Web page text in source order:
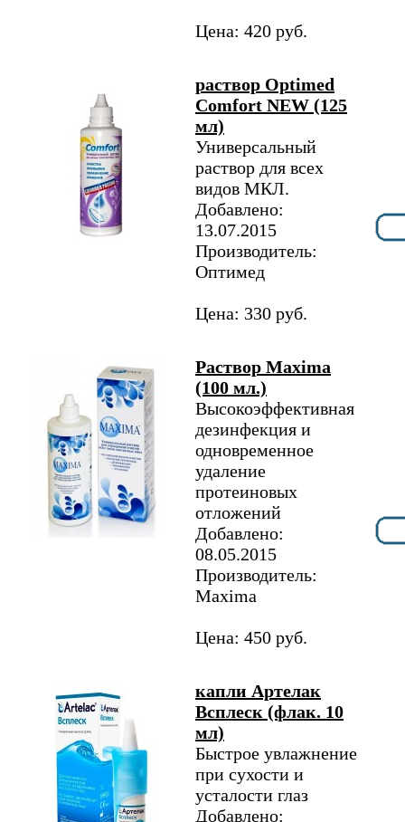
Цена: 420 руб.
раствор Optimed
Comfort NEW (125
мл)
Универсальный
раствор для всех
видов МКЛ.
Добавлено:
13.07.2015
Производитель:
Оптимед
Цена: 330 руб.
Раствор Maxima
(100 мл.)
Высокоэффективная
дезинфекция и
одновременное
удаление
протеиновых
отложений
Добавлено:
08.05.2015
Производитель:
Maxima
Цена: 450 руб.
капли Артелак
Всплеск (флак. 10
мл)
Быстрое увлажнение
при сухости и
усталости глаз
Добавлено: